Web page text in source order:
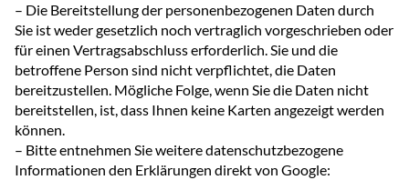
– Die Bereitstellung der personenbezogenen Daten durch
Sie ist weder gesetzlich noch vertraglich vorgeschrieben oder
für einen Vertragsabschluss erforderlich. Sie und die
betroffene Person sind nicht verpflichtet, die Daten
bereitzustellen. Mögliche Folge, wenn Sie die Daten nicht
bereitstellen, ist, dass Ihnen keine Karten angezeigt werden
können.
– Bitte entnehmen Sie weitere datenschutzbezogene
Informationen den Erklärungen direkt von Google: